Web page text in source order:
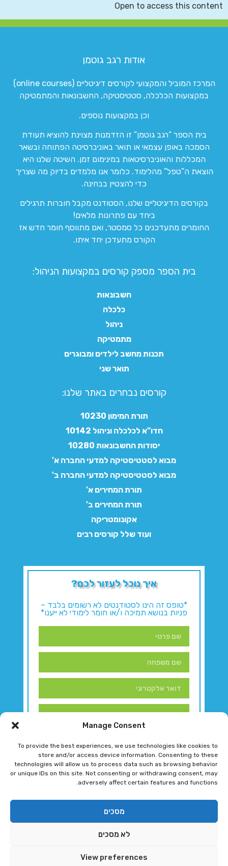
Manage Consent
To provide the best experiences, we use technologies like cookies to
store and/or access device information. Consenting to these
technologies will allow us to process data such as browsing behavior
or unique IDs on this site. Not consenting or withdrawing consent, may
adversely affect certain features and functions.
מסכים
לא מסכים
View preferences
Open to access this content
אודות רגב גוטמן
המרכז המוביל והמקצועי לקורסים דיגיטליים (online courses)
במקצועות הכלכלה, סטטיסטיקה, החשבונאות והמתמטיקה
וכן במקצועות נוספים.
בית הספר “רגב גוטמן” זו הזדמנות מצוינת להוציא תעודת
הסמכה באופן עצמאי או תואר באוניברסיטה הפתוחה ובשאר
המכללות והאוניברסיטאות במינימום זמן. השיטה שלנו היא
הוצאת ה”טפל” מהלימוד. כלומר אנו מלמדים בדיוק מה שצריך
כדי להצטיין בבחינה.
בקורסים הדיגיטליים שלנו, הסטודנט מקבל חוברות תרגילים
ביחד עם פתרונות מלאים!
החומרים מתעדכנים כל סמסטר, ואם מתווסף חומר חדש אז
הקורס מתעדכן יחד איתו.
בית הספר מספק קורסים במקצועות הניהול:
חשבונאות
כלכלה
ניהול
מתמטיקה
תכנות מחשב לילדים ומבוגרים
תואר שני
קורסים נבחרים באתר שלנו:​
תורת המימון 10230
חדו"א לכלכלה וניהול 10142
יסודות החשבונאות 10280
מבוא לסטטיסטיקה למדעי החברה א'
מבוא לסטטיסטיקה למדעי החברה ב'
תורת המחירים א'
תורת המחירים ב'
אקונומטריקה
ועוד שלל קורסים רבים
איך נוכל לעזור לכם?
*טופס זה הינו לסטודנטים לא רשומים בלבד –
פניות בנושא תמיכה ו/או חומר לימודי לא ייענו*